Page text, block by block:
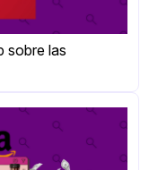
sobre las